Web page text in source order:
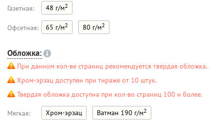
Газетная: 48 г/м2
Офсетная: 65 г/м2 80 г/м2
Обложка:
При данном кол-ве страниц рекомендуется твердая обложка.
Хром-эрзац доступен при тираже от 10 штук.
Твердая обложка доступна при кол-во страниц 100 и более.
Мягкая: Хром-эрзац Ватман 190 г/м2